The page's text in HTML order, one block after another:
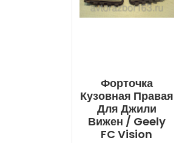
Форточка
Кузовная Правая
Для Джили
Вижен / Geely
FC Vision